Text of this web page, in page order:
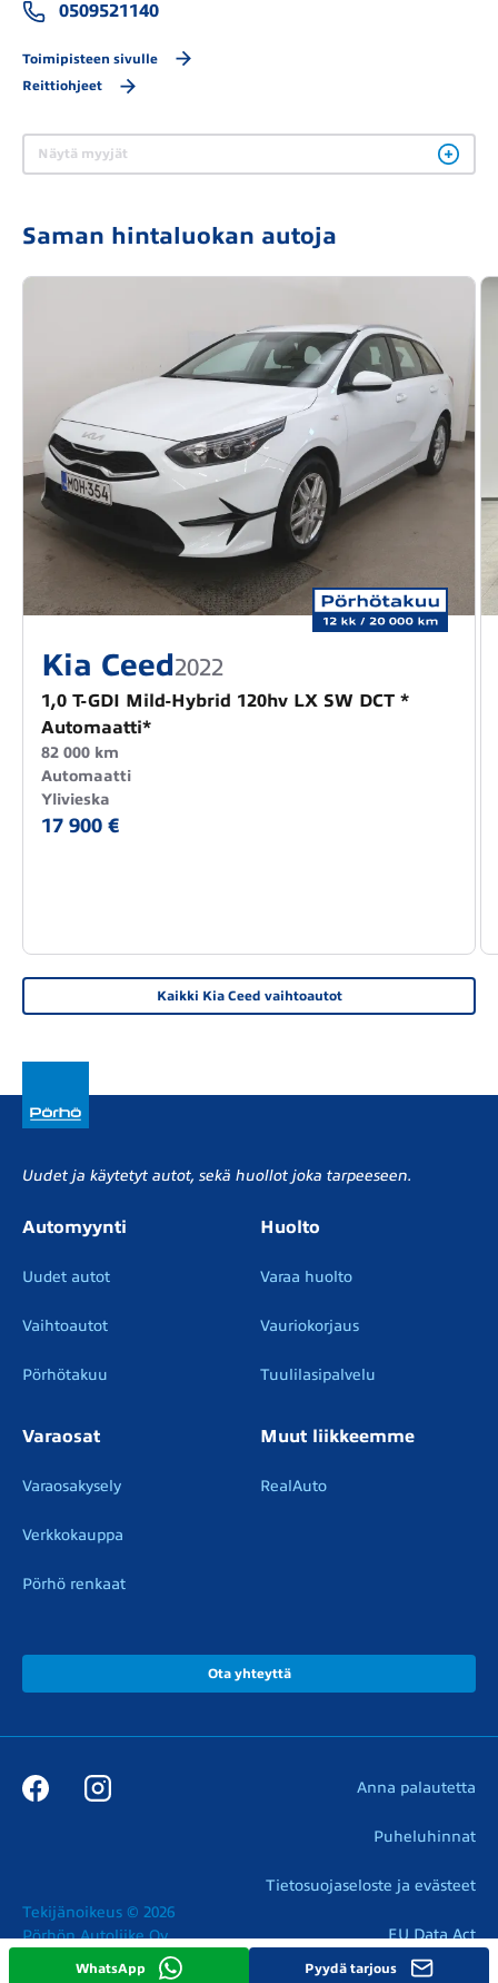
WhatsApp Pyydä tarjous
0509521140
Toimipisteen sivulle
Reittiohjeet
Näytä myyjät
Saman hintaluokan autoja
Kia Ceed2022
1,0 T-GDI Mild-Hybrid 120hv LX SW DCT *
Automaatti*
82 000 km
Automaatti
Ylivieska
17 900 €
Kaikki Kia Ceed vaihtoautot
Uudet ja käytetyt autot, sekä huollot joka tarpeeseen.
Automyynti
Uudet autot
Vaihtoautot
Pörhötakuu
Huolto
Varaa huolto
Vauriokorjaus
Tuulilasipalvelu
Varaosat
Varaosakysely
Verkkokauppa
Pörhö renkaat
Muut liikkeemme
RealAuto
Ota yhteyttä
Tekijänoikeus © 2026
Pörhön Autoliike Oy
Anna palautetta
Puheluhinnat
Tietosuojaseloste ja evästeet
EU Data Act